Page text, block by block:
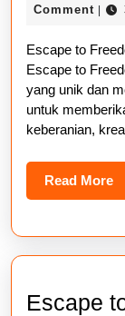
Comment
Escape to
Escape to
yang unik dan
untuk
keberanian,
Read More
Escape